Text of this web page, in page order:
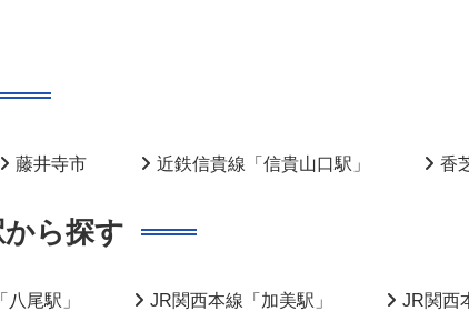
藤井寺市 近鉄信貴線「信貴山口駅」 香
ら探す
尾駅」 JR関西本線「加美駅」 JR関西